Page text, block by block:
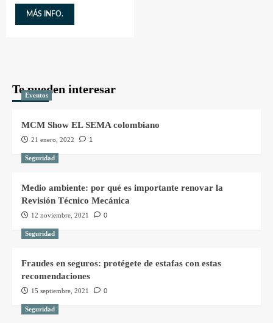
MÁS INFO.
Te pueden interesar
Eventos
MCM Show EL SEMA colombiano
21 enero, 2022 1
Seguridad
Medio ambiente: por qué es importante renovar la
Revisión Técnico Mecánica
12 noviembre, 2021 0
Seguridad
Fraudes en seguros: protégete de estafas con estas
recomendaciones
15 septiembre, 2021 0
Seguridad